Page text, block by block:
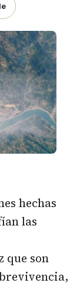
hechas
las
que son